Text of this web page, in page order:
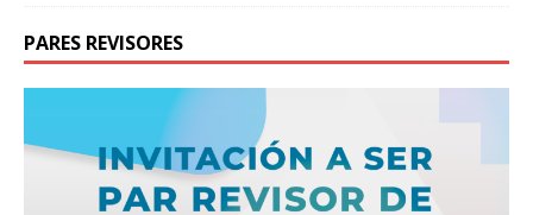
PARES REVISORES